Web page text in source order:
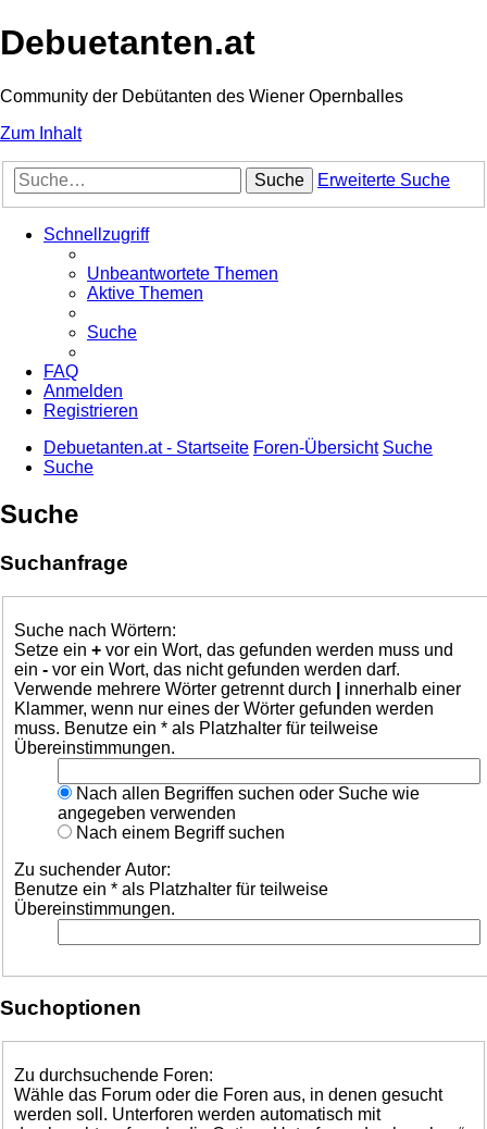
Debuetanten.at
Community der Debütanten des Wiener Opernballes
Zum Inhalt
Suche Erweiterte Suche
Schnellzugriff
Unbeantwortete Themen
Aktive Themen
Suche
FAQ
Anmelden
Registrieren
Debuetanten.at - Startseite Foren-Übersicht Suche
Suche
Suche
Suchanfrage
Suche nach Wörtern:
Setze ein + vor ein Wort, das gefunden werden muss und
ein - vor ein Wort, das nicht gefunden werden darf.
Verwende mehrere Wörter getrennt durch
innerhalb einer
Klammer, wenn nur eines der Wörter gefunden werden
muss. Benutze ein * als Platzhalter für teilweise
Übereinstimmungen.
Nach allen Begriffen suchen oder Suche wie
angegeben verwenden
Nach einem Begriff suchen
Zu suchender Autor:
Benutze ein * als Platzhalter für teilweise
Übereinstimmungen.
Suchoptionen
Zu durchsuchende Foren:
Wähle das Forum oder die Foren aus, in denen gesucht
werden soll. Unterforen werden automatisch mit